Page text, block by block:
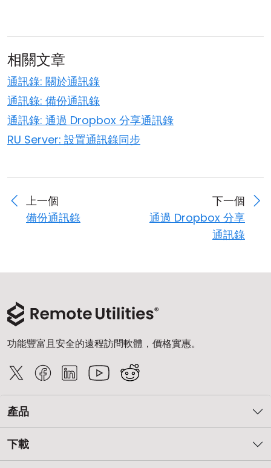
相關文章
通訊錄: 關於通訊錄
通訊錄: 備份通訊錄
通訊錄: 通過 Dropbox 分享通訊錄
RU Server: 設置通訊錄同步
上一個
備份通訊錄
下一個
通過 Dropbox 分享
通訊錄
功能豐富且安全的遠程訪問軟體，價格實惠。
產品
下載